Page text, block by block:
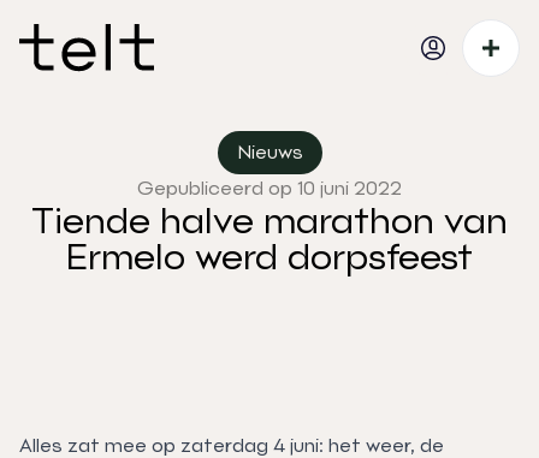
Nieuws
Gepubliceerd op 10 juni 2022
Tiende halve marathon van
Ermelo werd dorpsfeest
Alles zat mee op zaterdag 4 juni: het weer, de